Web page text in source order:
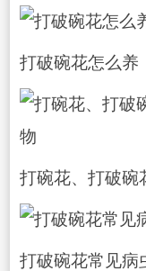
打破碗花怎么养
打碗花、打破碗
打破碗花常见病